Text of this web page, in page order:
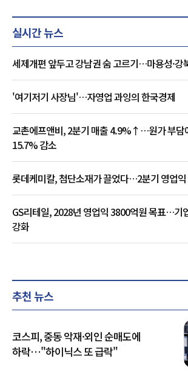
실시간 뉴스
세제개편 앞두고 강남권 숨 고르기…마용성·강
'여기저기 사장님'…자영업 과잉의 한국경제
교촌에프앤비, 2분기 매출 4.9%↑…원가 부담
15.7% 감소
롯데케미칼, 첨단소재가 끌었다…2분기 영업
GS리테일, 2028년 영업익 3800억원 목표…기
강화
추천 뉴스
코스피, 중동 악재·외인 순매도에
하락…"하이닉스 또 급락"